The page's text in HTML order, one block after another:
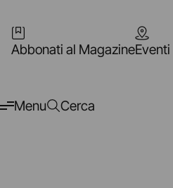
Abbonati al MagazineEventi
Menu Cerca